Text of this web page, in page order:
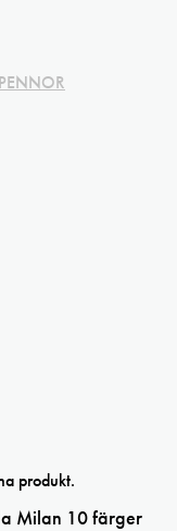
produkt.
Milan 10 färger